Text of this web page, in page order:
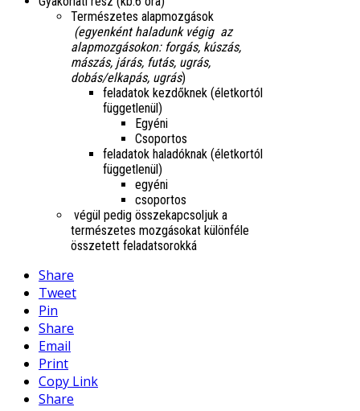
Természetes alapmozgások
(egyenként haladunk végig az
alapmozgásokon: forgás, kúszás,
mászás, járás, futás, ugrás,
dobás/elkapás, ugrás)
feladatok kezdőknek (életkortól
függetlenül)
Egyéni
Csoportos
feladatok haladóknak (életkortól
függetlenül)
egyéni
csoportos
végül pedig összekapcsoljuk a
természetes mozgásokat különféle
összetett feladatsorokká
Share
Tweet
Pin
Share
Email
Print
Copy Link
Share